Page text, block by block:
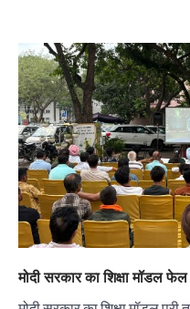
मोदी सरकार का शिक्षा मॉडल
“वोकल फॉर
का बढ़ता
भव्य भारत